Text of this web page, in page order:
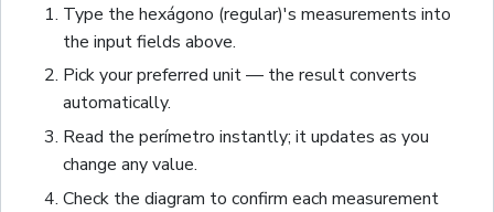
Type the hexágono (regular)'s measurements into
the input fields above.
Pick your preferred unit — the result converts
automatically.
Read the perímetro instantly; it updates as you
change any value.
Check the diagram to confirm each measurement